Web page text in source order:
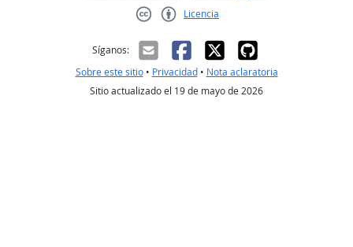
Licencia
Síganos:
Sobre este sitio• Privacidad• Nota aclaratoria
Sitio actualizado el 19 de mayo de 2026